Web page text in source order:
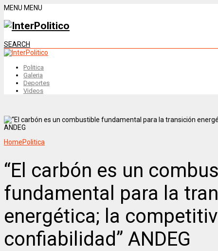
MENU MENU
SEARCH
Politica
Galeria
Deportes
Videos
HomePolitica
“El carbón es un
fundamental para la
energética; la
confiabilidad” ANDEG